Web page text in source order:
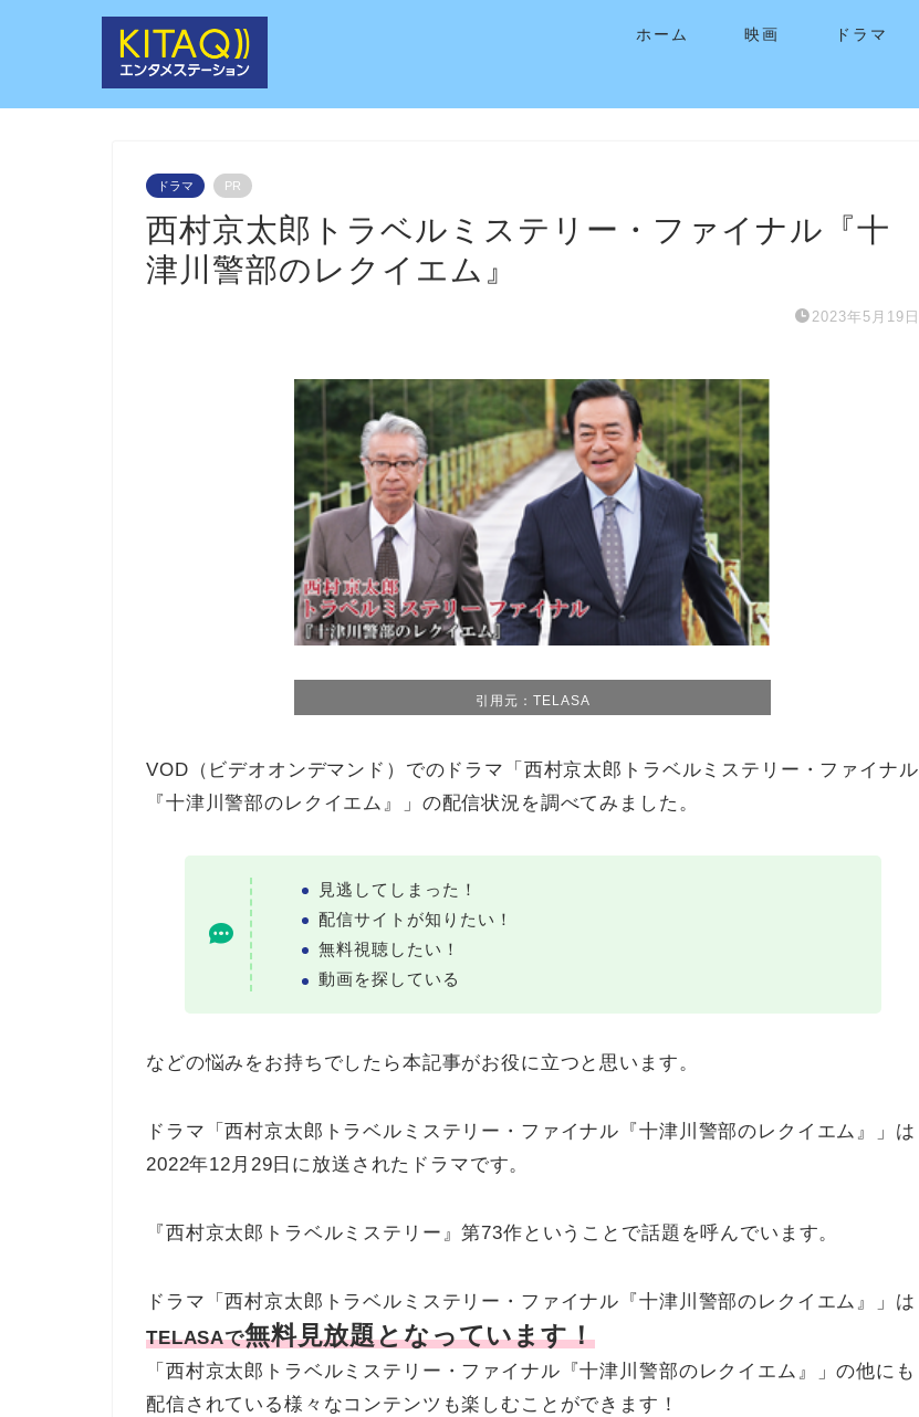
ホーム 映画 ドラマ
ドラマ PR
西村京太郎トラベルミステリー・ファイナル『十
津川警部のレクイエム』
2023年5月19日
引用元：TELASA
VOD（ビデオオンデマンド）でのドラマ「西村京太郎トラベルミステリー・ファイナル
『十津川警部のレクイエム』」の配信状況を調べてみました。
見逃してしまった！
配信サイトが知りたい！
無料視聴したい！
動画を探している
などの悩みをお持ちでしたら本記事がお役に立つと思います。
ドラマ「西村京太郎トラベルミステリー・ファイナル『十津川警部のレクイエム』」は
2022年12月29日に放送されたドラマです。
『西村京太郎トラベルミステリー』第73作ということで話題を呼んでいます。
ドラマ「西村京太郎トラベルミステリー・ファイナル『十津川警部のレクイエム』」は
TELASAで無料見放題となっています！
「西村京太郎トラベルミステリー・ファイナル『十津川警部のレクイエム』」の他にも
配信されている様々なコンテンツも楽しむことができます！